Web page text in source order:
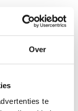
Over
te